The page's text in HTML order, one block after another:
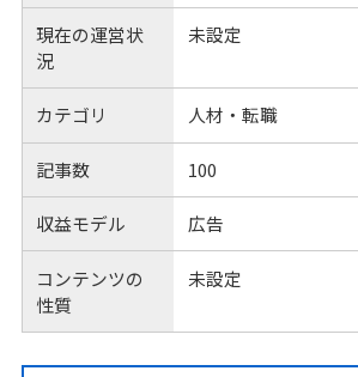
現在の運営状
況
未設定
カテゴリ 人材・転職
記事数 100
収益モデル 広告
コンテンツの
性質
未設定